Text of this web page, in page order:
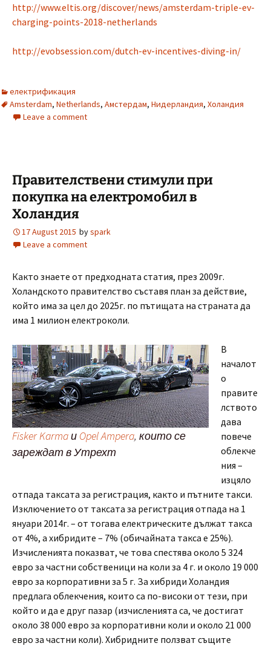
http://www.eltis.org/discover/news/amsterdam-triple-ev-
charging-points-2018-netherlands
http://evobsession.com/dutch-ev-incentives-diving-in/
електрификация
Amsterdam, Netherlands, Амстердам, Нидерландия, Холандия
Leave a comment
Правителствени стимули при
покупка на електромобил в
Холандия
17 August 2015 byspark
Leave a comment
Както знаете от предходната статия, през 2009г.
Холандското правителство съставя план за действие,
който има за цел до 2025г. по пътищата на страната да
има 1 милион електроколи.
Fisker Karmaи Opel Ampera, които се
зареждат в Утрехт
В
началот
о
правите
лството
дава
повече
облекче
ния –
изцяло
отпада таксата за регистрация, както и пътните такси.
Изключението от таксата за регистрация отпада на 1
януари 2014г. – от тогава електрическите дължат такса
от 4%, а хибридите – 7% (обичайната такса е 25%).
Изчисленията показват, че това спестява около 5 324
евро за частни собственици на коли за 4 г. и около 19 000
евро за корпоративни за 5 г. За хибриди Холандия
предлага облекчения, които са по-високи от тези, при
който и да е друг пазар (изчисленията са, че достигат
около 38 000 евро за корпоративни коли и около 21 000
евро за частни коли). Хибридните ползват същите